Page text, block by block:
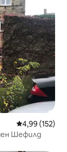
Средна
4,99 (152)
Шефилд